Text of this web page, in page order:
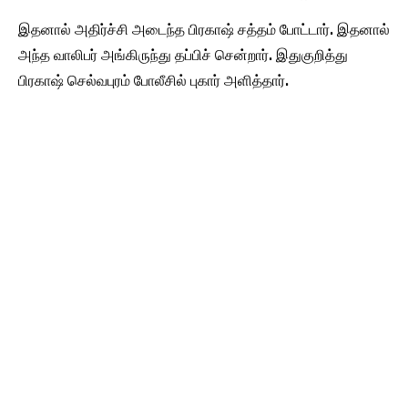
இதனால் அதிர்ச்சி அடைந்த பிரகாஷ் சத்தம் போட்டார். இதனால்
அந்த வாலிபர் அங்கிருந்து தப்பிச் சென்றார். இதுகுறித்து
பிரகாஷ் செல்வபுரம் போலீசில் புகார் அளித்தார்.